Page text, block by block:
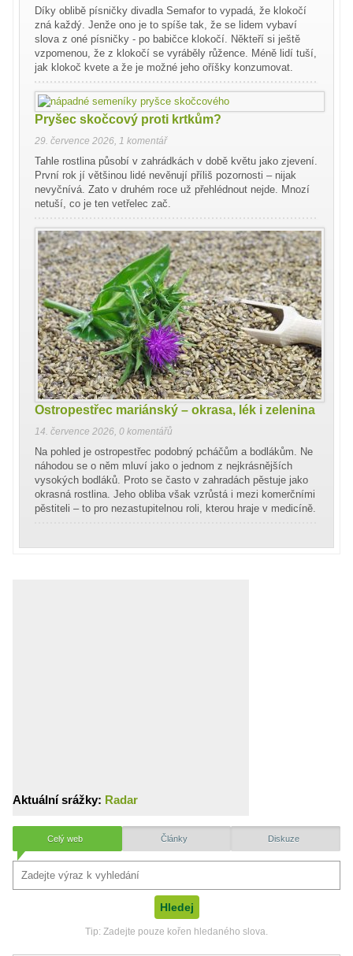
Díky oblibě písničky divadla Semafor to vypadá, že klokočí
zná každý. Jenže ono je to spíše tak, že se lidem vybaví
slova z oné písničky - po babičce klokočí. Někteří si ještě
vzpomenou, že z klokočí se vyráběly růžence. Méně lidí tuší,
jak klokoč kvete a že je možné jeho oříšky konzumovat.
Pryšec skočcový proti krtkům?
29. července 2026, 1 komentář
Tahle rostlina působí v zahrádkách v době květu jako zjevení.
První rok jí většinou lidé nevěnují příliš pozornosti – nijak
nevyčnívá. Zato v druhém roce už přehlédnout nejde. Mnozí
netuší, co je ten vetřelec zač.
Ostropestřec mariánský – okrasa, lék i zelenina
14. července 2026, 0 komentářů
Na pohled je ostropestřec podobný pcháčům a bodlákům. Ne
náhodou se o něm mluví jako o jednom z nejkrásnějších
vysokých bodláků. Proto se často v zahradách pěstuje jako
okrasná rostlina. Jeho obliba však vzrůstá i mezi komerčními
pěstiteli – to pro nezastupitelnou roli, kterou hraje v medicíně.
Aktuální srážky: Radar
Celý web Články Diskuze
Tip: Zadejte pouze kořen hledaného slova.